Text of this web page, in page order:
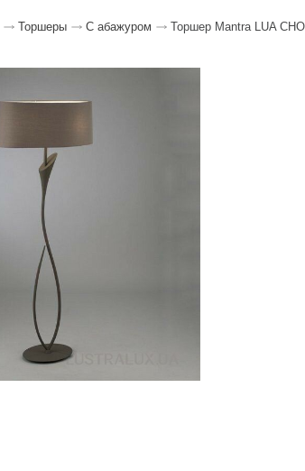
Торшеры С абажуром Торшер Mantra LUA